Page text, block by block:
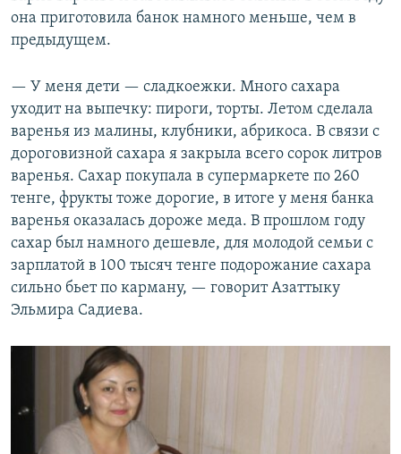
она приготовила банок намного меньше, чем в
предыдущем.
— У меня дети — сладкоежки. Много сахара
уходит на выпечку: пироги, торты. Летом сделала
варенья из малины, клубники, абрикоса. В связи с
дороговизной сахара я закрыла всего сорок литров
варенья. Сахар покупала в супермаркете по 260
тенге, фрукты тоже дорогие, в итоге у меня банка
варенья оказалась дороже меда. В прошлом году
сахар был намного дешевле, для молодой семьи с
зарплатой в 100 тысяч тенге подорожание сахара
сильно бьет по карману, — говорит Азаттыку
Эльмира Садиева.